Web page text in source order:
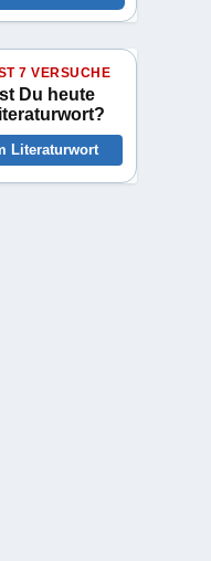
7 VERSUCHE
Du heute
Literaturwort